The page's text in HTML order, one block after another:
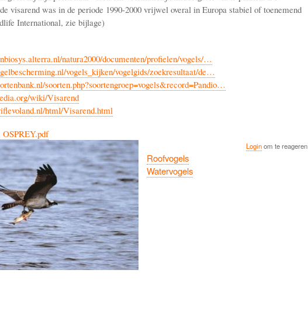
visarend was in de periode 1990-2000 vrijwel overal in Europa stabiel of toenemend
International, zie bijlage)
natura2000/documenten/profielen/vogels/…
vogels_kijken/vogelgids/zoekresultaat/de…
soorten.php?soortengroep=vogels&record=Pandio…
wiki/Visarend
html/Visarend.html
Loginom te reageren
Roofvogels
Watervogels